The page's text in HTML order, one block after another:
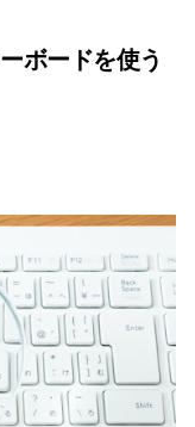
ボードを使う